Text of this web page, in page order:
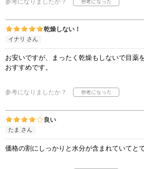
参考になりましたか？
乾燥しない！
イナリ さん
お安いですが、まったく乾燥もしないで目薬
おすすめです。
参考になりましたか？
良い
たま さん
価格の割にしっかりと水分が含まれていてと